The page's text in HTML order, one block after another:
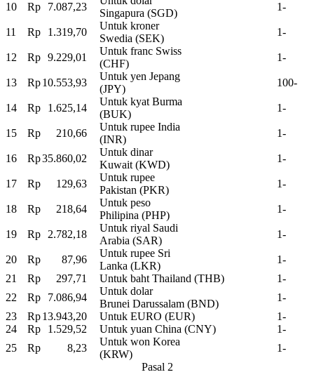
10 Rp 7.087,23
Singapura (SGD)
1-
11 Rp 1.319,70
Untuk kroner
Swedia (SEK)
1-
12 Rp 9.229,01
Untuk franc Swiss
(CHF)
1-
13 Rp10.553,93
Untuk yen Jepang
(JPY)
100-
14 Rp 1.625,14
Untuk kyat Burma
(BUK)
1-
15 Rp 210,66
Untuk rupee India
(INR)
1-
16 Rp35.860,02
Untuk dinar
Kuwait (KWD)
1-
17 Rp 129,63
Untuk rupee
Pakistan (PKR)
1-
18 Rp 218,64
Untuk peso
Philipina (PHP)
1-
19 Rp 2.782,18
Untuk riyal Saudi
Arabia (SAR)
1-
20 Rp 87,96
Untuk rupee Sri
Lanka (LKR)
1-
21
Rp 297,71 Untuk baht Thailand (THB)
1-
22
Rp 7.086,94
Untuk dolar
Brunei Darussalam (BND)
1-
23
Rp13.943,20 Untuk EURO (EUR)
1-
24
Rp 1.529,52 Untuk yuan China (CNY)
1-
25
Rp 8,23
Untuk won Korea
(KRW)
1-
Pasal 2